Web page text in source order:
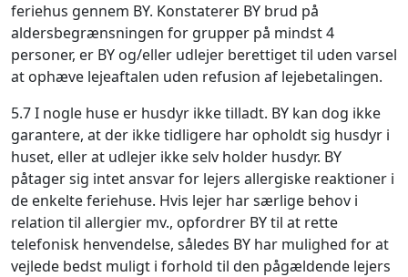
feriehus gennem BY. Konstaterer BY brud på
aldersbegrænsningen for grupper på mindst 4
personer, er BY og/eller udlejer berettiget til uden varsel
at ophæve lejeaftalen uden refusion af lejebetalingen.
5.7 I nogle huse er husdyr ikke tilladt. BY kan dog ikke
garantere, at der ikke tidligere har opholdt sig husdyr i
huset, eller at udlejer ikke selv holder husdyr. BY
påtager sig intet ansvar for lejers allergiske reaktioner i
de enkelte feriehuse. Hvis lejer har særlige behov i
relation til allergier mv., opfordrer BY til at rette
telefonisk henvendelse, således BY har mulighed for at
vejlede bedst muligt i forhold til den pågældende lejers